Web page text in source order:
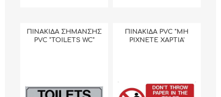
ΠΙΝΑΚΙΔΑ ΣΗΜΑΝΣΗΣ
PVC "TOILETS WC"
ΠΙΝΑΚΙΔΑ PVC "ΜΗ
ΡΙΧΝΕΤΕ ΧΑΡΤΙΑ'